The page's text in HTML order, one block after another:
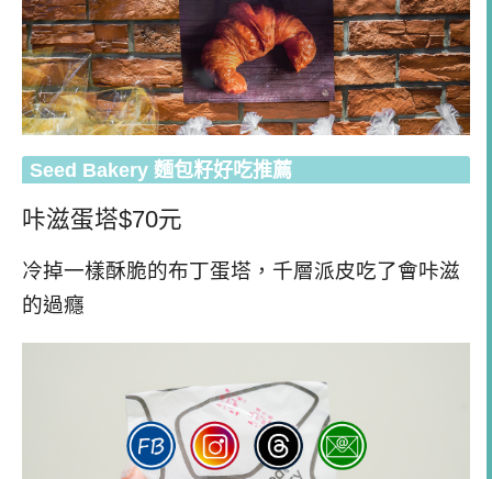
Seed Bakery 麵包籽好吃推薦
咔滋蛋塔$70元
冷掉一樣酥脆的布丁蛋塔，千層派皮吃了會咔滋
的過癮